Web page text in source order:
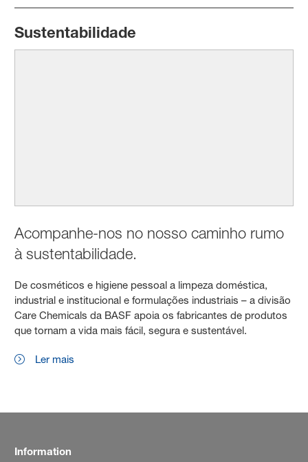
Sustentabilidade
Acompanhe-nos no nosso caminho rumo
à sustentabilidade.
De cosméticos e higiene pessoal a limpeza doméstica,
industrial e institucional e formulações industriais – a divisão
Care Chemicals da BASF apoia os fabricantes de produtos
que tornam a vida mais fácil, segura e sustentável.
Ler mais
Information